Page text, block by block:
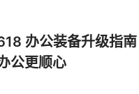
情的一支“硬核”力量。
办公装备升级指
公更顺心